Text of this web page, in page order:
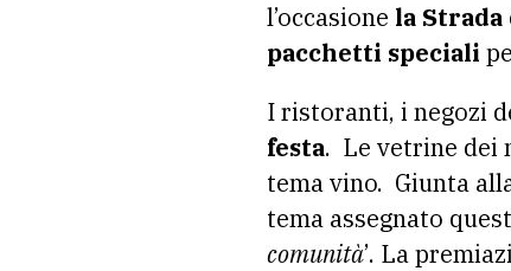
l’occasione la
pacchetti speciali
I ristoranti, i negozi
festa. Le vetrine dei
tema vino. Giunta
tema assegnato
comunità’. La